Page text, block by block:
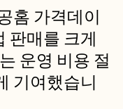
홈 가격데이
판매를 크게
운영 비용 절
기여했습니